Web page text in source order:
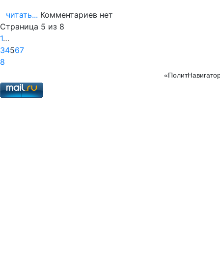
читать... Комментариев нет
Страница 5 из 8
1…
34567
8